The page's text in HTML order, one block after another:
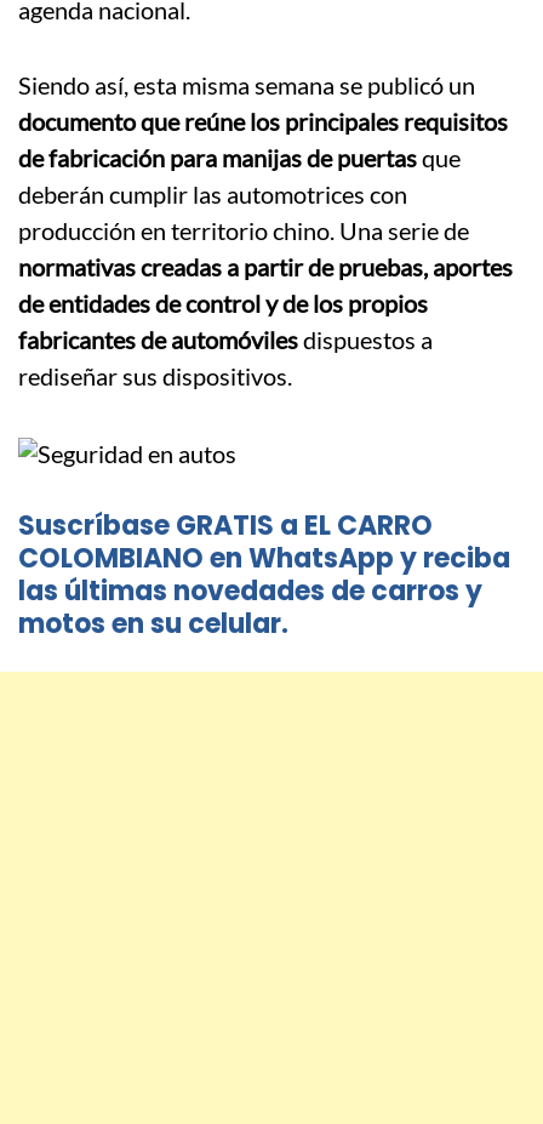
agenda nacional.
Siendo así, esta misma semana se publicó un
documento que reúne los principales requisitos
de fabricación para manijas de puertasque
deberán cumplir las automotrices con
producción en territorio chino. Una serie de
normativas creadas a partir de pruebas, aportes
de entidades de control y de los propios
fabricantes de automóvilesdispuestos a
rediseñar sus dispositivos.
Suscríbase GRATIS a EL CARRO
COLOMBIANO en WhatsApp y reciba
las últimas novedades de carros y
motos en su celular.